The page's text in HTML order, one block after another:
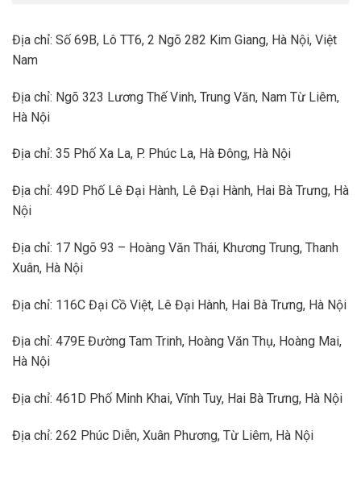
Địa chỉ: Số 69B, Lô TT6, 2 Ngõ 282 Kim Giang, Hà Nội, Việt
Nam
Địa chỉ: Ngõ 323 Lương Thế Vinh, Trung Văn, Nam Từ Liêm,
Hà Nội
Địa chỉ: 35 Phố Xa La, P. Phúc La, Hà Đông, Hà Nội
Địa chỉ: 49D Phố Lê Đại Hành, Lê Đại Hành, Hai Bà Trưng, Hà
Nội
Địa chỉ: 17 Ngõ 93 – Hoàng Văn Thái, Khương Trung, Thanh
Xuân, Hà Nội
Địa chỉ: 116C Đại Cồ Việt, Lê Đại Hành, Hai Bà Trưng, Hà Nội
Địa chỉ: 479E Đường Tam Trinh, Hoàng Văn Thụ, Hoàng Mai,
Hà Nội
Địa chỉ: 461D Phố Minh Khai, Vĩnh Tuy, Hai Bà Trưng, Hà Nội
Địa chỉ: 262 Phúc Diễn, Xuân Phương, Từ Liêm, Hà Nội